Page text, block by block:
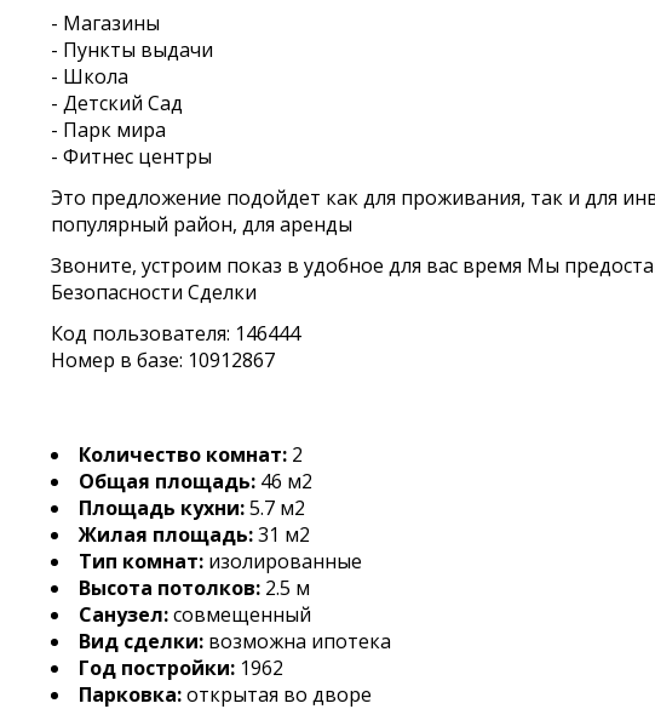
- Магазины
- Пункты выдачи
- Школа
- Детский Сад
- Парк мира
- Фитнес центры
Это предложение подойдет как для проживания, так и для
популярный район, для аренды
Звоните, устроим показ в удобное для вас время Мы
Безопасности Сделки
Код пользователя: 146444
Номер в базе: 10912867
Количество комнат: 2
Общая площадь: 46 м2
Площадь кухни:5.7 м2
Жилая площадь:31 м2
Тип комнат: изолированные
Высота потолков: 2.5 м
Санузел:совмещенный
Вид сделки: возможна ипотека
Год постройки: 1962
Парковка:открытая во дворе